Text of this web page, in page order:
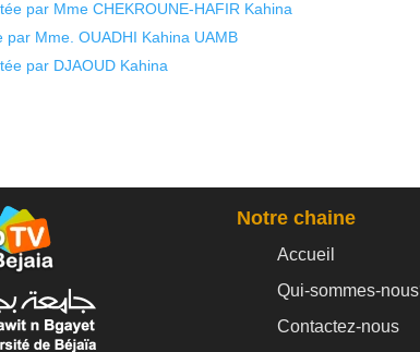
par Mme CHEKROUNE-HAFIR Kahina
Mme. OUADHI Kahina UAMB
par DJAOUD Kahina
Notre chaine
Accueil
Qui-sommes-
Contactez-nous